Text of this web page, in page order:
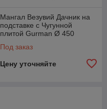
Мангал Везувий Дачник на
подставке с Чугунной
плитой Gurman Ø 450
Под заказ
Цену уточняйте